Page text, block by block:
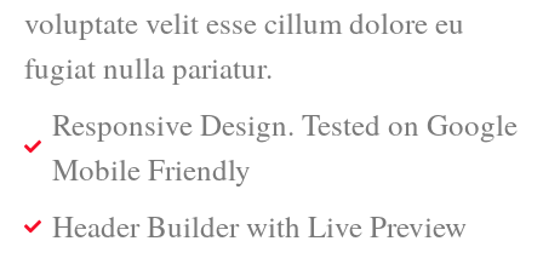
voluptate velit esse cillum dolore eu
fugiat nulla pariatur.
Responsive Design. Tested on Google
Mobile Friendly
Header Builder with Live Preview